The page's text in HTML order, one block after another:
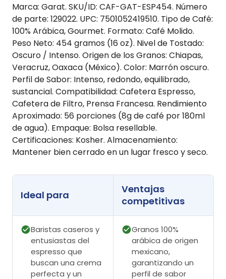
Marca: Garat. SKU/ID: CAF-GAT-ESP454. Número
de parte: 129022. UPC: 7501052419510. Tipo de Café:
100% Arábica, Gourmet. Formato: Café Molido.
Peso Neto: 454 gramos (16 oz). Nivel de Tostado:
Oscuro / Intenso. Origen de los Granos: Chiapas,
Veracruz, Oaxaca (México). Color: Marrón oscuro.
Perfil de Sabor: Intenso, redondo, equilibrado,
sustancial. Compatibilidad: Cafetera Espresso,
Cafetera de Filtro, Prensa Francesa. Rendimiento
Aproximado: 56 porciones (8g de café por 180ml
de agua). Empaque: Bolsa resellable.
Certificaciones: Kosher. Almacenamiento:
Mantener bien cerrado en un lugar fresco y seco.
Ideal para
Ventajas
competitivas
Baristas caseros y
entusiastas del
espresso que
buscan una crema
perfecta y un
Granos 100%
arábica de origen
mexicano,
garantizando un
perfil de sabor